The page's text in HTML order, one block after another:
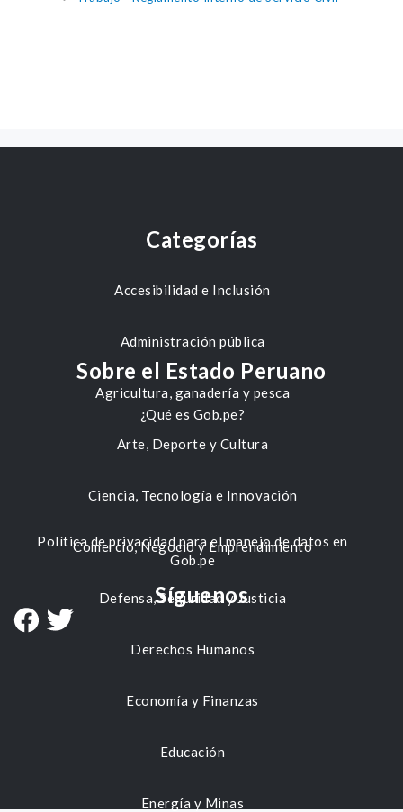
Categorías
Accesibilidad e Inclusión
Administración pública
Agricultura, ganadería y pesca
Arte, Deporte y Cultura
Ciencia, Tecnología e Innovación
Comercio, Negocio y Emprendimiento
Defensa, Seguridad y Justicia
Derechos Humanos
Economía y Finanzas
Educación
Energía y Minas
Sobre el Estado Peruano
¿Qué es Gob.pe?
Política de privacidad para el manejo de datos en
Gob.pe
Síguenos